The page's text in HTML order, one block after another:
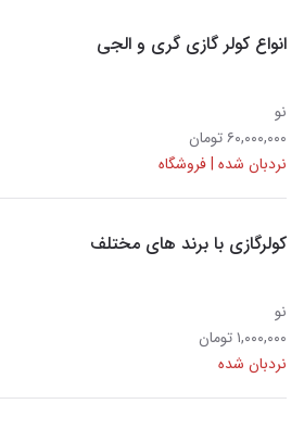
انواع کولر گازی گری و الجی
نو
۶۰,۰۰۰,۰۰۰ تومان
نردبان شده | فروشگاه
کولرگازی با برند های مختلف
نو
۱,۰۰۰,۰۰۰ تومان
نردبان شده